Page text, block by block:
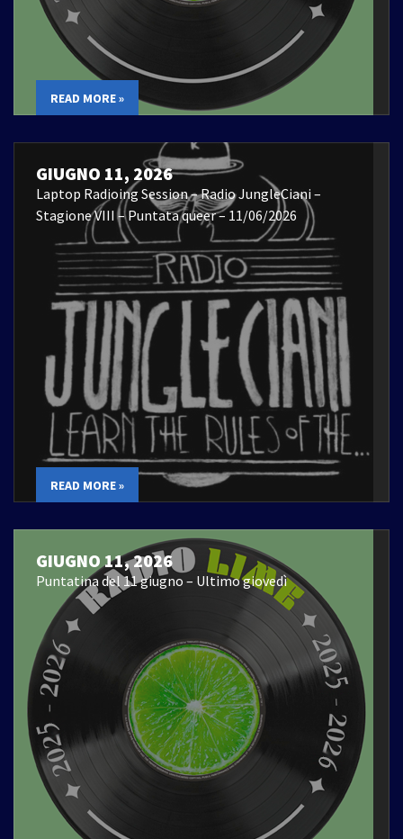
READ MORE »
GIUGNO 11, 2026
Laptop Radioing Session – Radio JungleCiani –
Stagione VIII – Puntata queer – 11/06/2026
READ MORE »
GIUGNO 11, 2026
Puntatina del 11 giugno – Ultimo giovedì